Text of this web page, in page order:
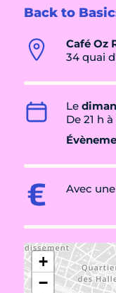
Back to
Café Oz
34 quai
Le
De 21 h à
Avec
+
−